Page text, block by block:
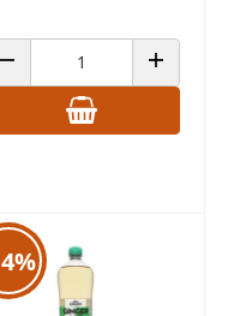
ANZAHL VERRINGERN ANZAHL